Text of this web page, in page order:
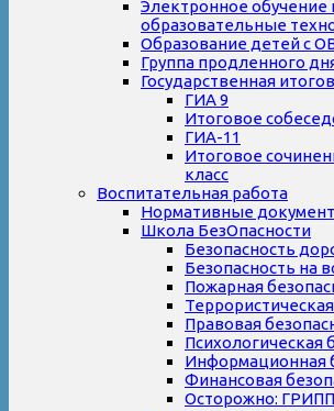
Электронное
образовательные
Образование детей с
Группа продленного
Государственная
ГИА 9
Итоговое
ГИА-11
Итоговое
класс
Воспитательная работа
Нормативные
Школа БезОпасности
Безопасность
Безопасность на
Пожарная
Правовая
Психологическая
Информационная
Финансовая
Осторожно: